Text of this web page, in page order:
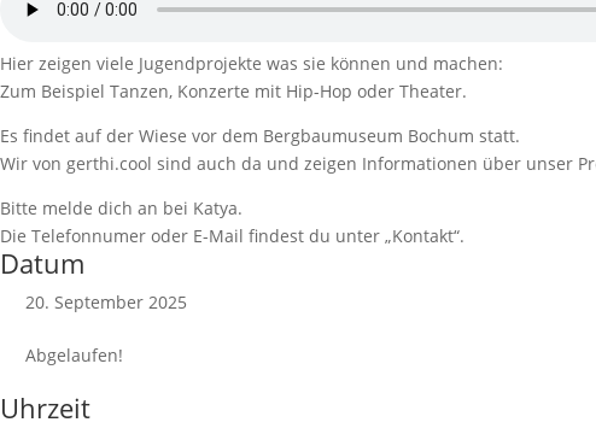
Hier zeigen viele Jugendprojekte was sie können und machen:
Zum Beispiel Tanzen, Konzerte mit Hip-Hop oder Theater.
Es findet auf der Wiese vor dem Bergbaumuseum Bochum statt.
Wir von gerthi.cool sind auch da und zeigen Informationen über unser
Bitte melde dich an bei Katya.
Die Telefonnumer oder E-Mail findest du unter „Kontakt“.
Datum
20. September 2025
Abgelaufen!
Uhrzeit